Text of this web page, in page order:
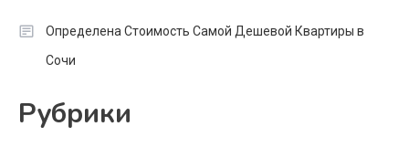
Определена Стоимость Самой Дешевой Квартиры в
Сочи
Рубрики